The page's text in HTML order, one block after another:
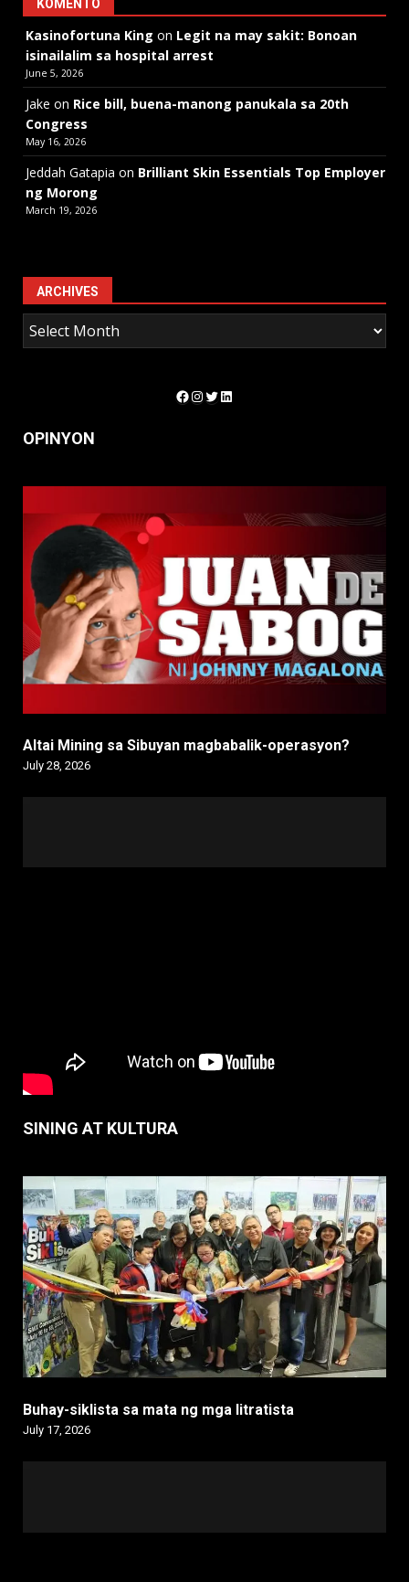
KOMENTO
Kasinofortuna King on Legit na may sakit: Bonoan
isinailalim sa hospital arrest
June 5, 2026
Jake on Rice bill, buena-manong panukala sa 20th
Congress
May 16, 2026
Jeddah Gatapia on Brilliant Skin Essentials Top Employer
ng Morong
March 19, 2026
ARCHIVES
Facebook
Instagram
Twitter
LinkedIn
OPINYON
Altai Mining sa Sibuyan magbabalik-operasyon?
July 28, 2026
SINING AT KULTURA
Buhay-siklista sa mata ng mga litratista
July 17, 2026